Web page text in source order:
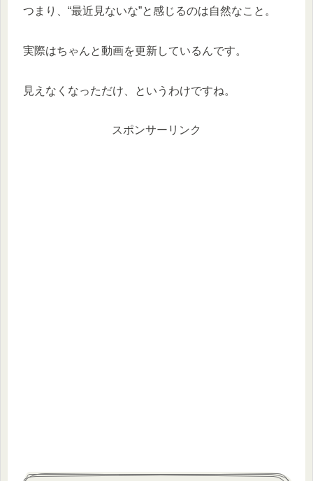
つまり、“最近見ないな”と感じるのは自然なこと。
実際はちゃんと動画を更新しているんです。
見えなくなっただけ、というわけですね。
スポンサーリンク